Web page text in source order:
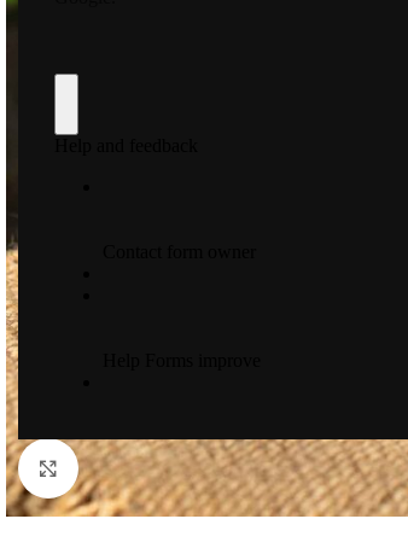
Daha büyük görüntülemek için tıkla